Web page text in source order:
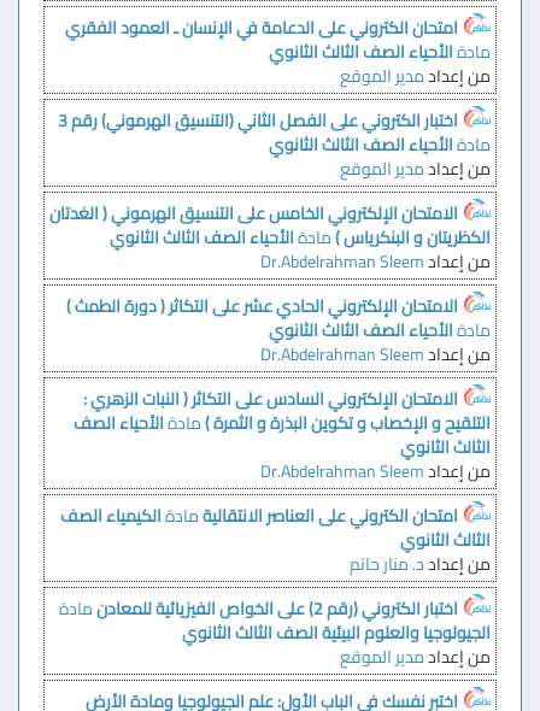
امتحان الكتروني على الدعامة في الإنسان ـ العمود الفقري
مادةالأحياءالصف الثالث الثانوي
من إعدادمدير الموقع
اختبار الكتروني على الفصل الثاني (التنسيق الهرموني) رقم 3
مادةالأحياءالصف الثالث الثانوي
من إعدادمدير الموقع
الامتحان الإلكتروني الخامس على التنسيق الهرموني ( الغدتان
الكظريتان و البنكرياس )مادةالأحياءالصف الثالث الثانوي
من إعدادDr.Abdelrahman Sleem
الامتحان الإلكتروني الحادي عشر على التكاثر ( دورة الطمث )
مادةالأحياءالصف الثالث الثانوي
من إعدادDr.Abdelrahman Sleem
الامتحان الإلكتروني السادس على التكاثر ( النبات الزهري :
التلقيح و الإخصاب و تكوين البذرة و الثمرة )مادةالأحياءالصف
الثالث الثانوي
من إعدادDr.Abdelrahman Sleem
امتحان الكتروني على العناصر الانتقاليةمادةالكيمياءالصف
الثالث الثانوي
من إعدادد. منار حاتم
اختبار الكتروني (رقم 2) على الخواص الفيزيائية للمعادن
مادة
الجيولوجيا والعلوم البيئيةالصف الثالث الثانوي
من إعدادمدير الموقع
اختبر نفسك في الباب الأول: علم الجيولوجيا ومادة الأرض